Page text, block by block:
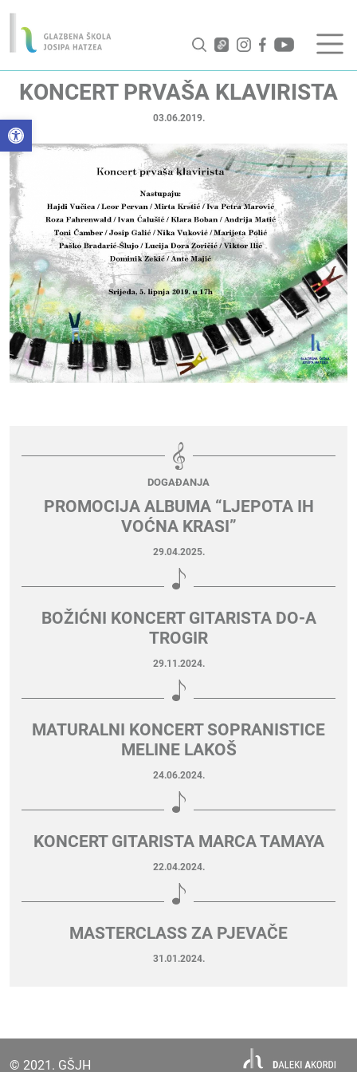
Open toolbar
KONCERT PRVAŠA KLAVIRISTA
03.06.2019.
DOGAĐANJA
PROMOCIJA ALBUMA “LJEPOTA IH
VOĆNA KRASI”
29.04.2025.
BOŽIĆNI KONCERT GITARISTA DO-A
TROGIR
29.11.2024.
MATURALNI KONCERT SOPRANISTICE
MELINE LAKOŠ
24.06.2024.
KONCERT GITARISTA MARCA TAMAYA
22.04.2024.
MASTERCLASS ZA PJEVAČE
31.01.2024.
© 2021. GŠJH